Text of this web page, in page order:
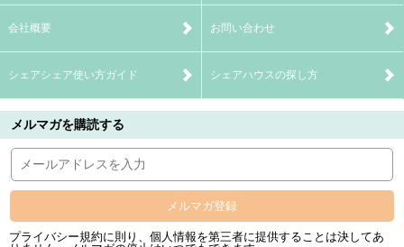
会社概要 お問い合わせ
シェアシェア使い方ガイド シェアハウスの探し方
メルマガを購読する
メルマガ登録
プライバシー規約に則り、個人情報を第三者に提供することは決してあ